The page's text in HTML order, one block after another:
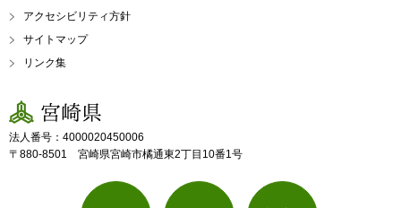
アクセシビリティ方針
サイトマップ
リンク集
宮崎県
法人番号：4000020450006
〒880-8501 宮崎県宮崎市橘通東2丁目10番1号